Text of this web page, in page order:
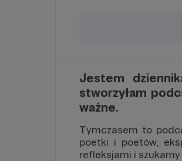
Jestem
stworzyłam
ważne.
Tymczasem to
poetki i poetów,
refleksjami i szukamy